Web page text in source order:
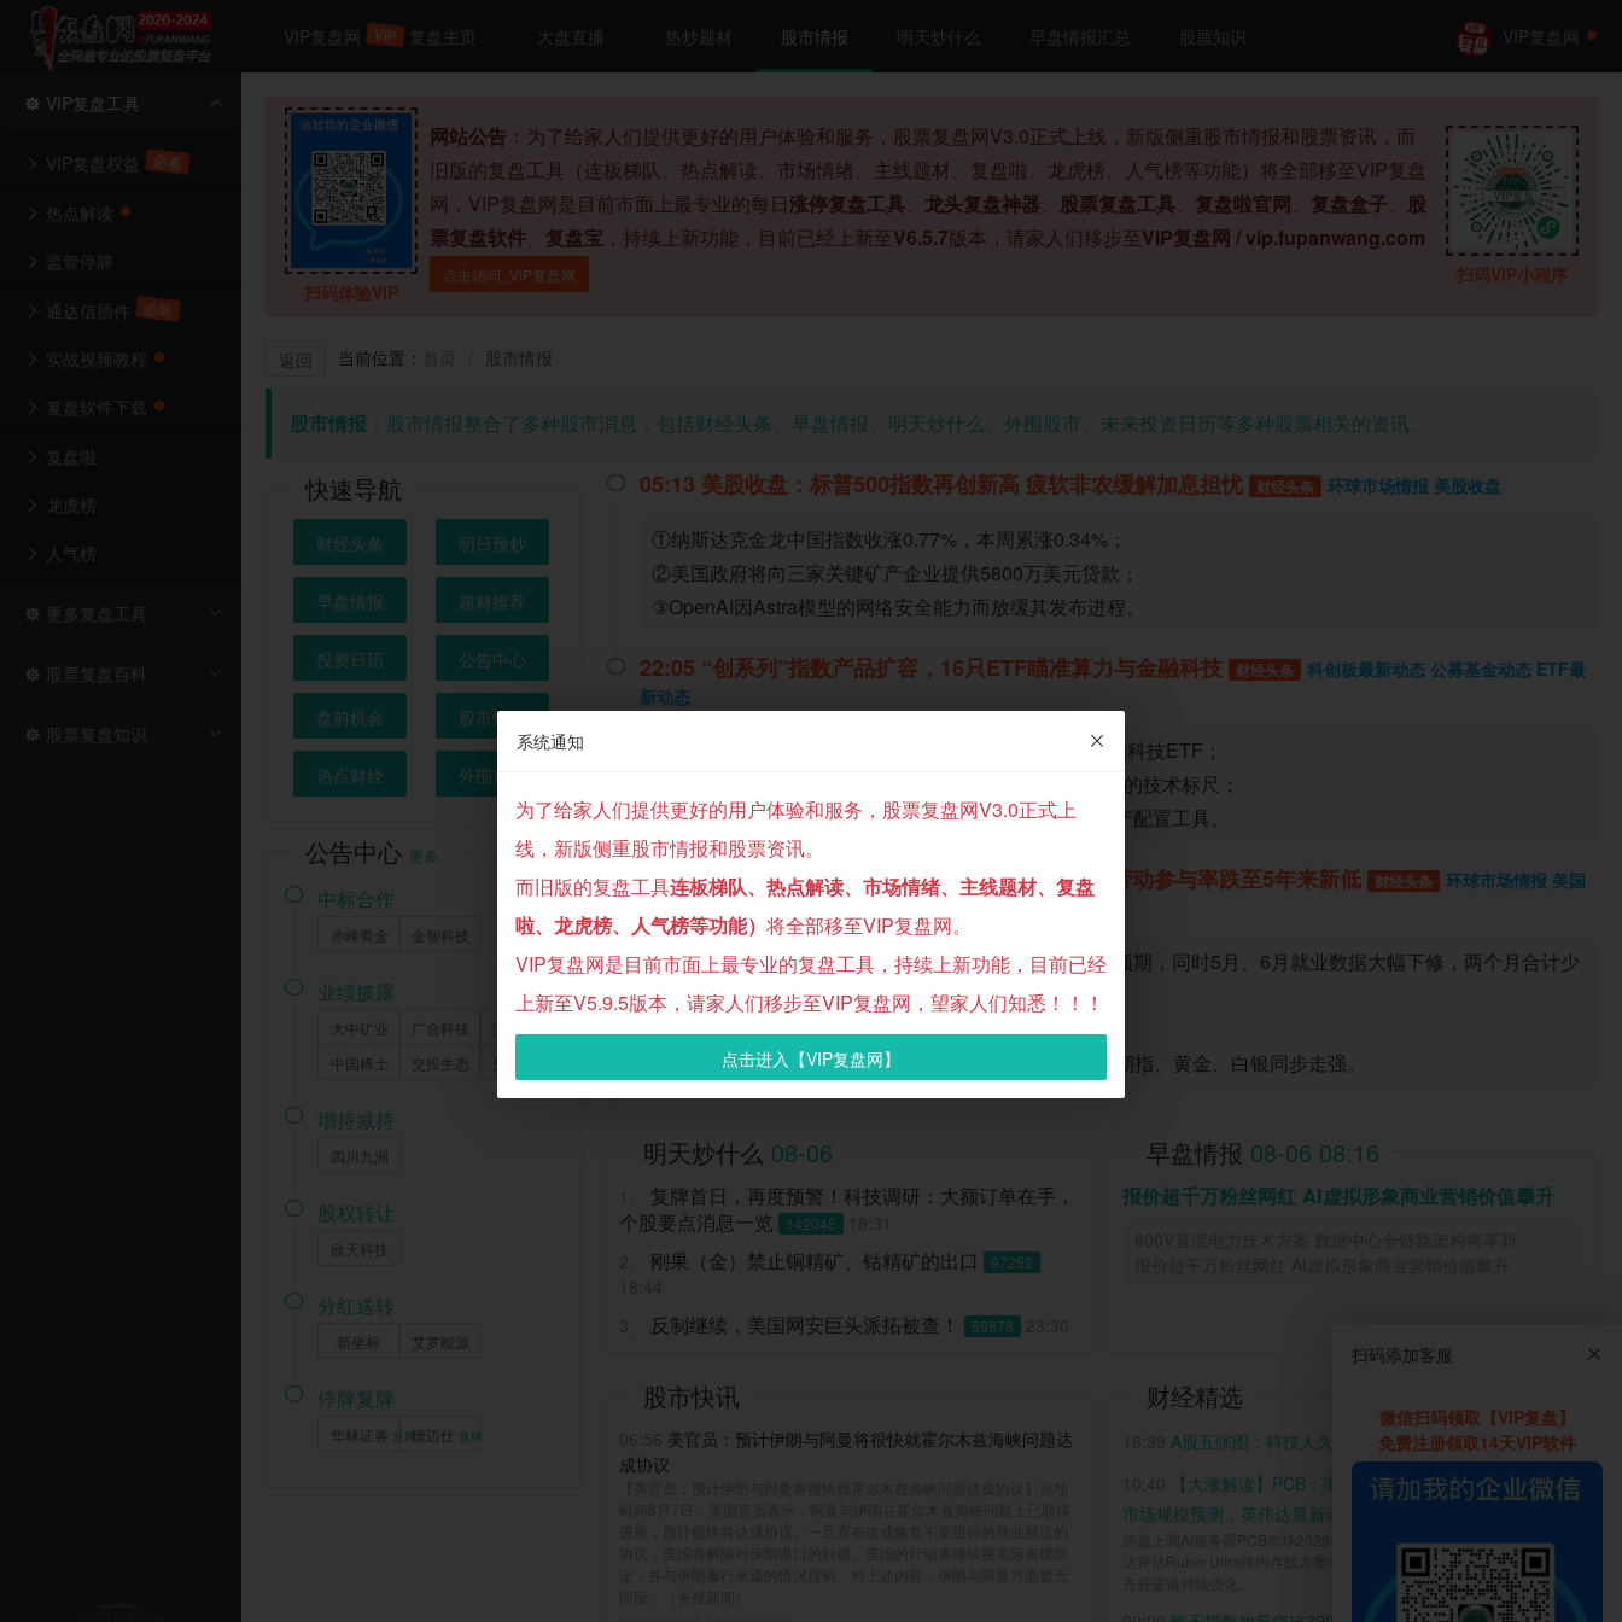
扫码体验VIP
网站公告 ：为了给家人们提供更好的用户体验和服务，股票复盘网V3.0正式上线，新版侧重股市情报和股票资讯，而
旧版的复盘工具（连板梯队、热点解读、市场情绪、主线题材、复盘啦、龙虎榜、人气榜等功能）将全部移至VIP复盘
网，VIP复盘网是目前市面上最专业的每日涨停复盘工具 龙头复盘神器 股票复盘工具 复盘啦官网 复盘盒子
股
票复盘软件
复盘宝 ，持续上新功能，目前已经上新至V6.5.7版本，请家人们移步至VIP复盘网 / vip.fupanwang.com
点击访问_VIP复盘网 扫码VIP小程序
返回 当前位置： 股市情报
股市情报 ：股市情报整合了多种股市消息，包括财经头条、早盘情报、明天炒什么、外围股市、未来投资日历等多种股票相关的资讯。
快速导航
财经头条 明日预炒
早盘情报 题材推荐
投资日历 公告中心
盘前机会 股市快讯
热点财经 外围市场
公告中心 更多..
 中标合作
赤峰黄金 金智科技
 业绩披露
大中矿业 广合科技
中国稀土
交投生态 光华科技
 增持减持
四川九洲
 股权转让
欣天科技
 分红送转
新坐标 艾罗能源
 停牌复牌
华林证券 复牌德迈仕 复牌
 05:13 美股收盘：标普500指数再创新高 疲软非农缓解加息担忧 财经头条 环球市场情报 美股收盘
①纳斯达克金龙中国指数收涨0.77%，本周累涨0.34%；
②美国政府将向三家关键矿产企业提供5800万美元贷款；
③OpenAI因Astra模型的网络安全能力而放缓其发布进程。
 22:05 “创系列”指数产品扩容，16只ETF瞄准算力与金融科技 财经头条
科创板最新动态 公募基金动态 ETF最
新动态
①10家管理人上报创业板算力ETF，6家上报创业板金融科技ETF；
②2条特色指数为投资者布局战略性新兴产业提供了精准的技术标尺；
③相关ETF产品将为中长期机构投资者提供差异化的资产配置工具。
 21:33 美国就业市场意外“熄火”：7月非农负增长 劳动参与率跌至5年来新低 财经头条
环球市场情报 美国
①美国7月非农就业人数意外减少2.3万人，远低于市场预期，同时5月、6月就业数据大幅下修，两个月合计少
增10.3万人；
②同时由于劳动力减少，失业率还出现了下降；
③疲软就业报告推动美债收益率下跌、美元走弱，美股期指、黄金、白银同步走强。
明天炒什么 08-06
复牌首日，再度预警！科技调研：大额订单在手，
个股要点消息一览
142045
刚果（金）禁止铜精矿、钴精矿的出口 97252
反制继续，美国网安巨头派拓被查！ 59878
速览 32611 06:40
早盘情报 08-06 08:16
报价超千万粉丝网红 AI虚拟形象商业营销价值攀升
股市快讯
美官员：预计伊朗与阿曼将很快就霍尔木兹海峡问题达
成协议
财经精选
A股五张图：科技人久违的快乐周末来了
【大涨解读】PCB：率先反弹！国际投行大幅上调PCB
市场规模预测，英伟达最新动作也有望放大PCB需求
高盛上调AI服务器PCB市场2028年预测至840亿美元，上调38%，英伟
达评估Rubin Ultra降内存版方案或进一步放大PCB需求，算力硬件量价
VIP复盘网 VIP 复盘主页 大盘直播 热炒题材 股市情报 明天炒什么 早盘情报汇总 股票知识 VIP复盘网
VIP复盘工具
VIP复盘权益 必看
热点解读
监管停牌
通达信插件 必装
实战视频教程
复盘软件下载
复盘啦
龙虎榜
人气榜
更多复盘工具
股票复盘百科
股票复盘知识
扫码添加客服
微信扫码领取【VIP复盘】
免费注册领取14天VIP软件
系统通知
为了给家人们提供更好的用户体验和服务，股票复盘网V3.0正式上
线，新版侧重股市情报和股票资讯。
而旧版的复盘工具连板梯队、热点解读、市场情绪、主线题材、复盘
啦、龙虎榜、人气榜等功能） 将全部移至VIP复盘网。
VIP复盘网是目前市面上最专业的复盘工具，持续上新功能，目前已经
上新至V5.9.5版本，请家人们移步至VIP复盘网，望家人们知悉！！！
点击进入【VIP复盘网】